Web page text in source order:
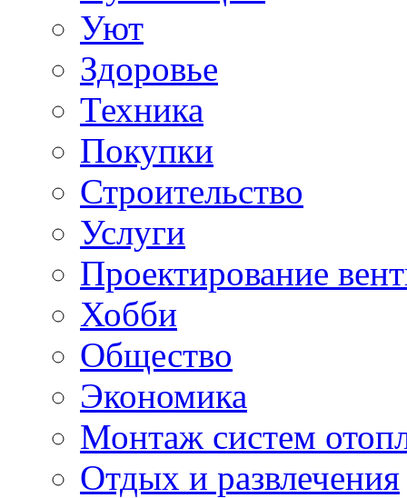
Уют
Здоровье
Техника
Покупки
Строительство
Услуги
Проектирование
Хобби
Общество
Экономика
Монтаж систем
Отдых и развлечения